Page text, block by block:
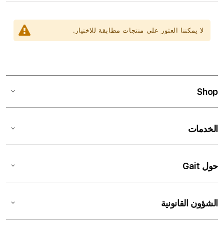
لا يمكننا العثور على منتجات مطابقة للاختيار.
Shop
الخدمات
حول Gait
الشؤون القانونية